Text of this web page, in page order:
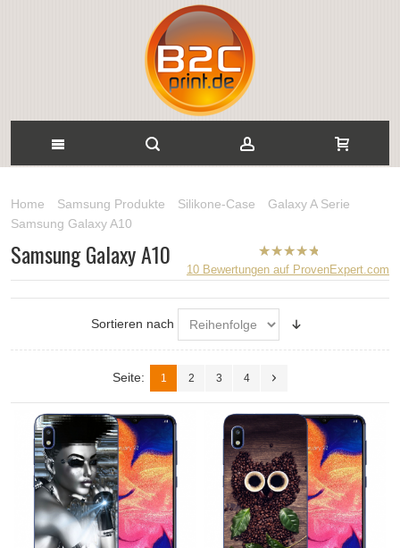
Home Samsung Produkte Silikone-Case
Galaxy A Serie
Samsung Galaxy A10
B2CPrint
hat5von
5
Sternen |
10 Bewertungen auf ProvenExpert.com
Samsung Galaxy A10
Sortieren nach
Seite: 1 2 3 4